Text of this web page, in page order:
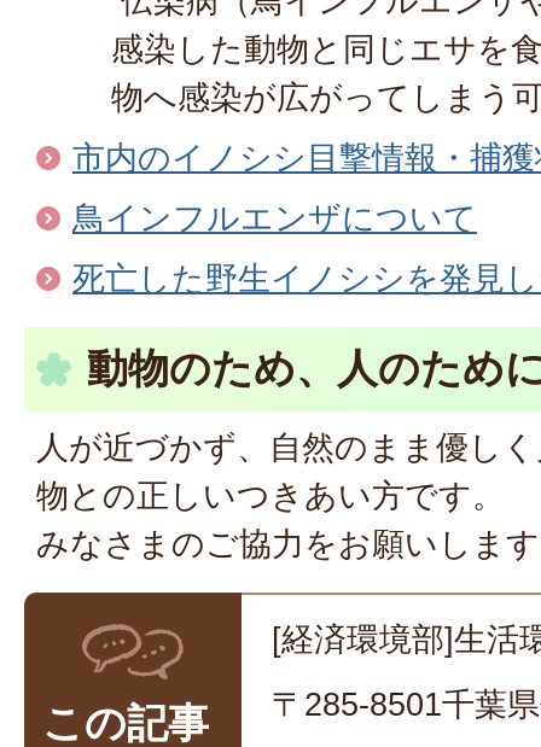
感染した動物と同じエサを
物へ感染が広がってしまう
市内のイノシシ目撃情報・捕
鳥インフルエンザについて
死亡した野生イノシシを発見
動物のため、人のため
人が近づかず、自然のまま優し
物との正しいつきあい方です。
みなさまのご協力をお願いしま
この記事
[経済環境部]生活
〒285-8501千葉